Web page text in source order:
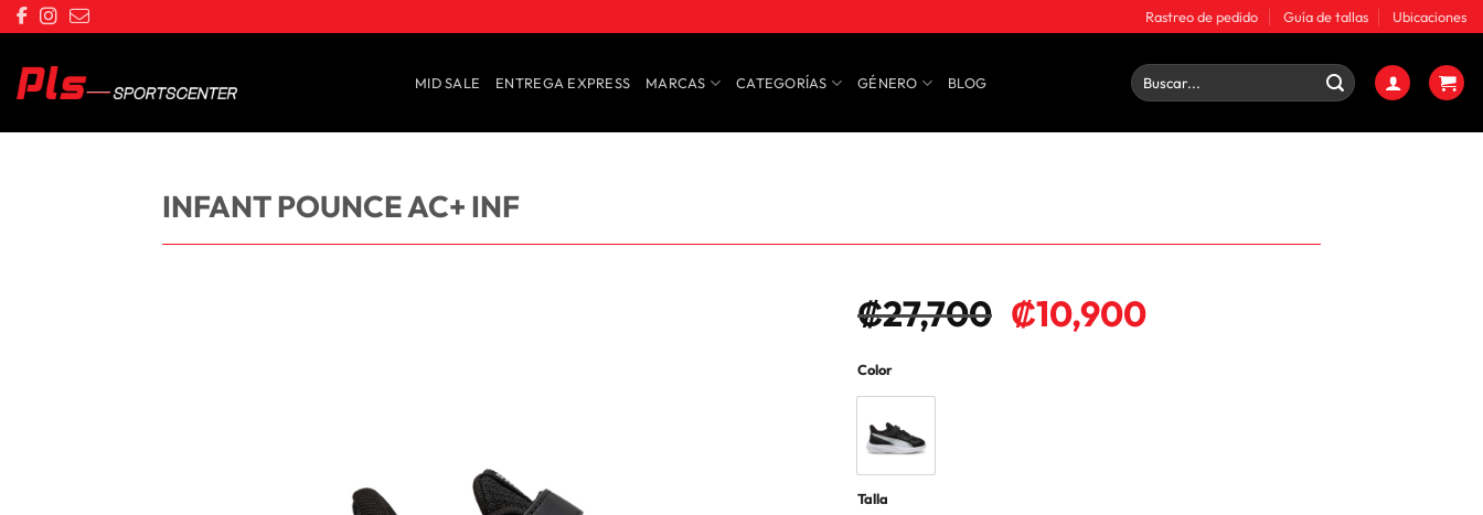
Saltar
al
contenido
Rastreo de pedido Guía de tallas Ubicaciones
MID SALE ENTREGA EXPRESS MARCAS CATEGORÍAS GÉNERO BLOG
Buscar
por:
INFANT POUNCE AC+ INF
₡27,700 ₡10,900
Color
Talla